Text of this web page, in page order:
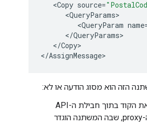
<Copy source=
<QueryParams
<QueryParam name
</QueryParams
</Copy>
</AssignMessage
הזה הוא מסוג הודעה או לא:
מאתרים את הקוד בתוך חבילת ה-API
של שרת ה-proxy, שבה המשתנה הוגדר